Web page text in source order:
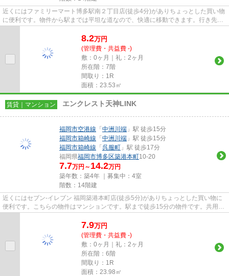
近くにはファミリーマート博多駅南２丁目店(徒歩4分)がありちょっとした買い物
に便利です。物件から駅までは平坦な道なので、快適に移動できます。行き先に
応じて駅を選べる2駅利用可...
8.2万円
(管理費・共益費 -)
敷：0ヶ月｜礼：2ヶ月
所在階：7階
間取り：1R
面積：23.53㎡
賃貸｜マンション エンクレスト天神LINK
福岡市空港線 「中洲川端 」駅 徒歩15分
福岡市箱崎線 「中洲川端 」駅 徒歩15分
福岡市箱崎線 「呉服町 」駅 徒歩17分
福岡県福岡市博多区築港本町10-20
7.7万円～ 14.2万円
築年数：築4年 ｜募集中： 4室
階数：14階建
近くにはセブン‐イレブン 福岡築港本町店(徒歩5分)がありちょっとした買い物に
便利です。こちらの物件はマンションです。駅まで徒歩15分の物件です。共用部
には敷地内ごみ置き場・エレ...
7.9万円
(管理費・共益費 -)
敷：0ヶ月｜礼：2ヶ月
所在階：6階
間取り：1R
面積：23.98㎡